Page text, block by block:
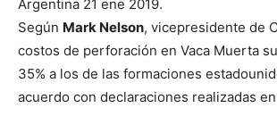
Argentina 21 ene 2019.
Según Mark Nelson, vicepresidente de
costos de perforación en Vaca Muerta
35% a los de las formaciones
acuerdo con declaraciones realizadas